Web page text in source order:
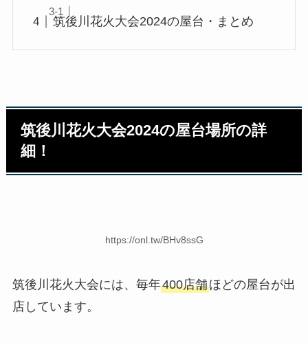
筑後川花火大会2024の屋台・まとめ
筑後川花火大会2024の屋台場所の詳
細！
https://onl.tw/BHv8ssG
筑後川花火大会には、毎年400店舗ほどの屋台が出
店しています。